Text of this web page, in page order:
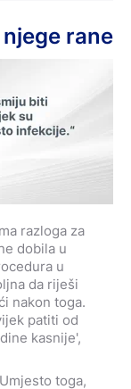
rane
razloga za
dobila u
u
da riješi
nakon toga.
patiti od
kasnije',
toga,